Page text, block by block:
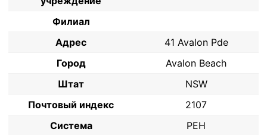
Филиал
Адрес
41 Avalon Pde
Город
Avalon Beach
Штат
NSW
Почтовый индекс
2107
Система
PEH